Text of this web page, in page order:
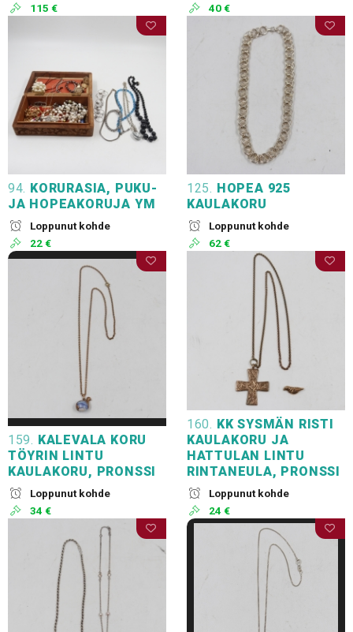
115 €
40 €
94. KORURASIA, PUKU-
JA HOPEAKORUJA YM
Loppunut kohde
22 €
125. HOPEA 925
KAULAKORU
Loppunut kohde
62 €
159.
KALEVALA KORU
TÖYRIN LINTU
KAULAKORU, PRONSSI
Loppunut kohde
34 €
160.
KK SYSMÄN RISTI
KAULAKORU JA
HATTULAN LINTU
RINTANEULA, PRONSSI
Loppunut kohde
24 €